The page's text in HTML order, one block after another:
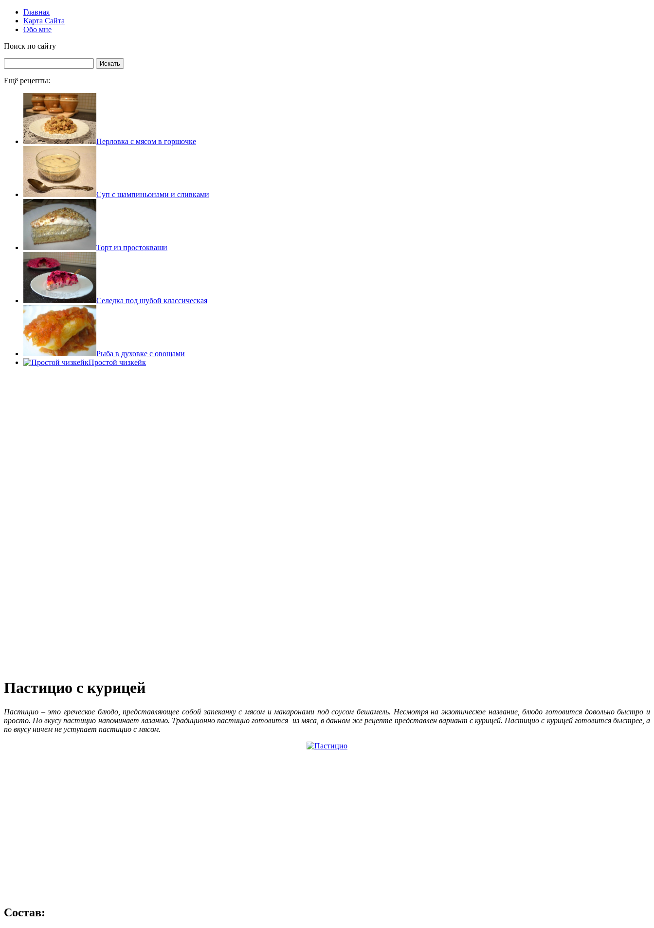
Главная
Карта Сайта
Обо мне
Поиск по сайту
Ещё рецепты:
Перловка с мясом в горшочке
Суп с шампиньонами и сливками
Торт из простокваши
Селедка под шубой классическая
Рыба в духовке с овощами
Простой чизкейк
Пастицио с курицей
Пастицио – это греческое блюдо, представляющее собой запеканку с мясом и макаронами под соусом бешамель. Несмотря на экзотическое название, блюдо готовится довольно быстро и
просто. По вкусу пастицио напоминает лазанью. Традиционно пастицио готовится из мяса, в данном же рецепте представлен вариант с курицей. Пастицио с курицей готовится быстрее, а
по вкусу ничем не уступает пастицио с мясом.
Состав: